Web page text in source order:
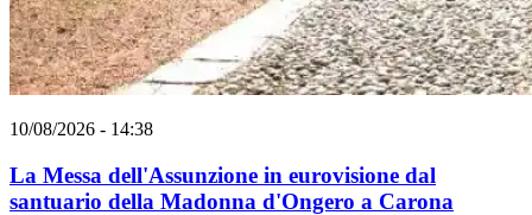
10/08/2026 - 14:38
La Messa dell'Assunzione in eurovisione dal
santuario della Madonna d'Ongero a Carona